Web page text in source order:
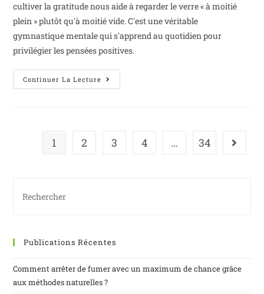
cultiver la gratitude nous aide à regarder le verre « à moitié
plein » plutôt qu'à moitié vide. C'est une véritable
gymnastique mentale qui s'apprend au quotidien pour
privilégier les pensées positives.
Continuer La Lecture
1 2 3 4 … 34
Publications Récentes
Comment arrêter de fumer avec un maximum de chance grâce
aux méthodes naturelles ?